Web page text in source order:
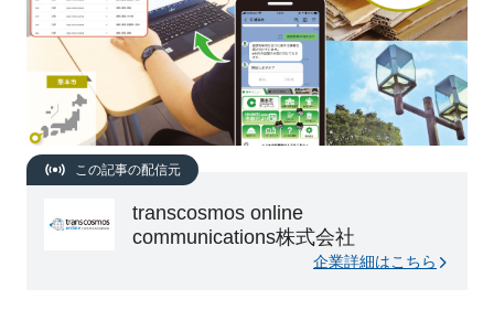
この記事の配信元
transcosmos online
communications株式会社
企業詳細はこちら